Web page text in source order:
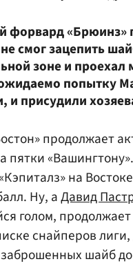
форвард «Брюинз»
смог зацепить
зоне и проехал
попытку
и присудили
продолжает
пятки
на
Ну, аДавид
голом, продолжает
снайперов
шайб